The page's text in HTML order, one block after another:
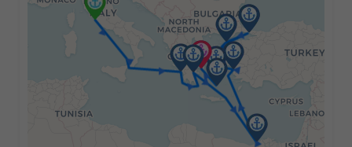
Ημέρα 4η
Ναύπλιο, Ελλάδα
08:00
17:00